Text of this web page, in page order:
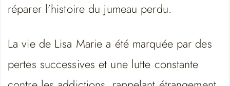
réparer l’histoire du jumeau perdu.
La vie de Lisa Marie a été marquée par des
pertes successives et une lutte constante